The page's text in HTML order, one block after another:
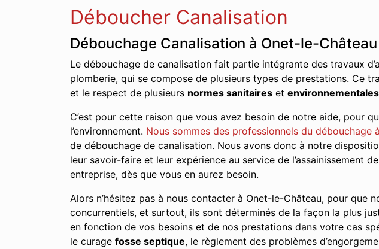
Déboucher Canalisation
Débouchage Canalisation à Onet-le-Château
Le débouchage de canalisation fait partie intégrante des travaux
plomberie, qui se compose de plusieurs types de prestations. Ce
et le respect de plusieurs normes sanitaires et
C’est pour cette raison que vous avez besoin de notre aide, pour
l’environnement. Nous sommes des professionnels du débouchage
de débouchage de canalisation. Nous avons donc à notre
leur savoir-faire et leur expérience au service de l’assainissement
entreprise, dès que vous en aurez besoin.
Alors n’hésitez pas à nous contacter à Onet-le-Château, pour que
concurrentiels, et surtout, ils sont déterminés de la façon la plus
en fonction de vos besoins et de nos prestations dans votre cas
le curage fosse septique, le règlement des problèmes